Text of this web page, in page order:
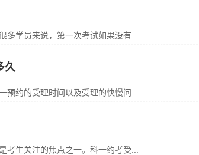
学员来说，第一次考试如果没有...
久
约的受理时间以及受理的快慢问...
生关注的焦点之一。科一约考受...